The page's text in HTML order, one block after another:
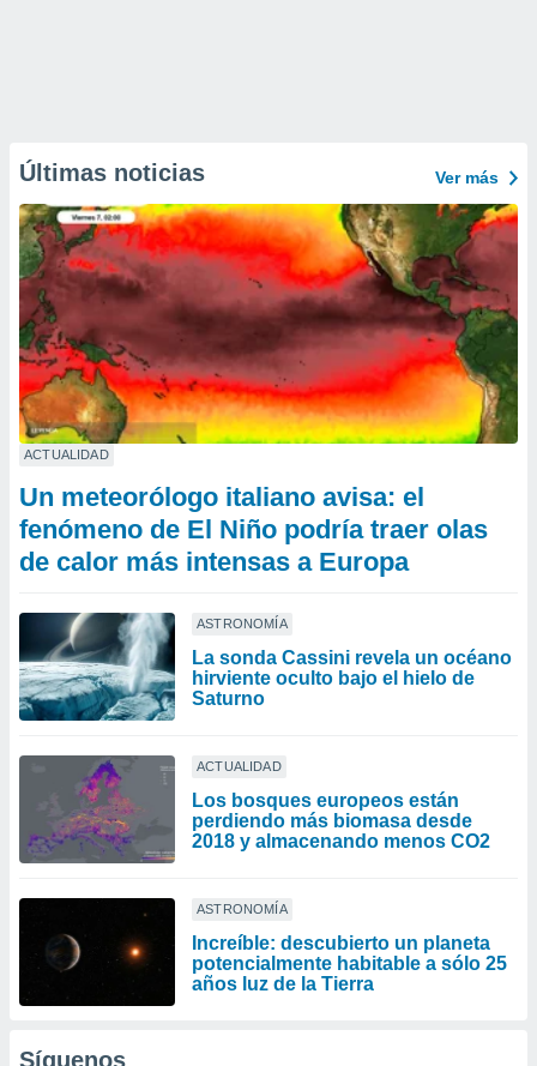
Últimas noticias Ver más
ACTUALIDAD
Un meteorólogo italiano avisa: el
fenómeno de El Niño podría traer olas
de calor más intensas a Europa
ASTRONOMÍA
La sonda Cassini revela un océano
hirviente oculto bajo el hielo de
Saturno
ACTUALIDAD
Los bosques europeos están
perdiendo más biomasa desde
2018 y almacenando menos CO2
ASTRONOMÍA
Increíble: descubierto un planeta
potencialmente habitable a sólo 25
años luz de la Tierra
Síguenos